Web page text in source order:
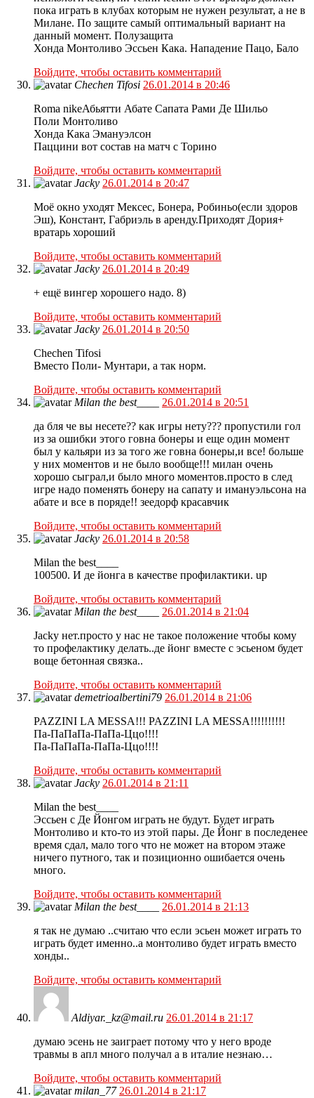
пока играть в клубах которым не нужен результат, а не в
Милане. По защите самый оптимальный вариант на
данный момент. Полузащита
Хонда Монтоливо Эссьен Кака. Нападение Пацо, Бало
Войдите, чтобы оставить комментарий
Chechen Tifosi 26.01.2014 в 20:46
Roma nikeАбьятти Абате Сапата Рами Де Шильо
Поли Монтоливо
Хонда Кака Эмануэлсон
Паццини вот состав на матч с Торино
Войдите, чтобы оставить комментарий
Jacky 26.01.2014 в 20:47
Моё окно уходят Мексес, Бонера, Робиньо(если здоров
Эш), Констант, Габриэль в аренду.Приходят Дория+
вратарь хороший
Войдите, чтобы оставить комментарий
Jacky 26.01.2014 в 20:49
+ ещё вингер хорошего надо. 8)
Войдите, чтобы оставить комментарий
Jacky 26.01.2014 в 20:50
Chechen Tifosi
Вместо Поли- Мунтари, а так норм.
Войдите, чтобы оставить комментарий
Milan the best____
26.01.2014 в 20:51
да бля че вы несете?? как игры нету??? пропустили гол
из за ошибки этого говна бонеры и еще один момент
был у кальяри из за того же говна бонеры,и все! больше
у них моментов и не было вообще!!! милан очень
хорошо сыграл,и было много моментов.просто в след
игре надо поменять бонеру на сапату и имануэльсона на
абате и все в поряде!! зеедорф красавчик
Войдите, чтобы оставить комментарий
Jacky 26.01.2014 в 20:58
Milan the best____
100500. И де йонга в качестве профилактики. up
Войдите, чтобы оставить комментарий
Milan the best____
26.01.2014 в 21:04
Jacky нет.просто у нас не такое положение чтобы кому
то профелактику делать..де йонг вместе с эсьеном будет
воще бетонная связка..
Войдите, чтобы оставить комментарий
demetrioalbertini79 26.01.2014 в 21:06
PAZZINI LA MESSA!!! PAZZINI LA MESSA!!!!!!!!!!
Па-ПаПаПа-ПаПа-Ццо!!!!
Па-ПаПаПа-ПаПа-Ццо!!!!
Войдите, чтобы оставить комментарий
Jacky 26.01.2014 в 21:11
Milan the best____
Эссьен с Де Йонгом играть не будут. Будет играть
Монтоливо и кто-то из этой пары. Де Йонг в последенее
время сдал, мало того что не может на втором этаже
ничего путного, так и позиционно ошибается очень
много.
Войдите, чтобы оставить комментарий
Milan the best____
26.01.2014 в 21:13
я так не думаю ..считаю что если эсьен может играть то
играть будет именно..а монтоливо будет играть вместо
хонды..
Войдите, чтобы оставить комментарий
Aldiyar._kz@mail.ru 26.01.2014 в 21:17
думаю эсень не заиграет потому что у него вроде
травмы в апл много получал а в италие незнаю…
Войдите, чтобы оставить комментарий
milan_77 26.01.2014 в 21:17